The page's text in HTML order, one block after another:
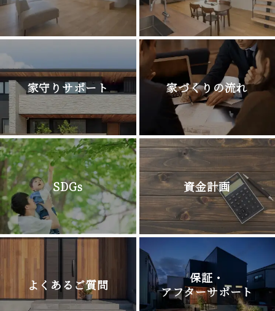
家守りサポート 家づくりの流れ
SDGs 資金計画
よくあるご質問
保証・
アフターサポート